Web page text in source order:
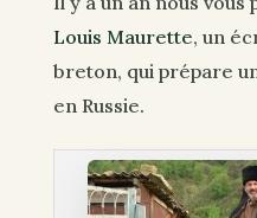
Louis Maurette, un
breton, qui prépare
en Russie.